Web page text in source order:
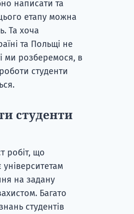
написати та
етапу можна
Та хоча
та Польщі не
ми розберемося, в
студенти
студенти
робіт, що
на задану
Багато
студентів